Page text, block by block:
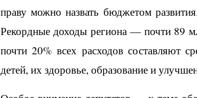
праву можно назвать бюджетом
Рекордные доходы региона — почти 89
почти 20% всех расходов составляют
детей, их здоровье, образование и